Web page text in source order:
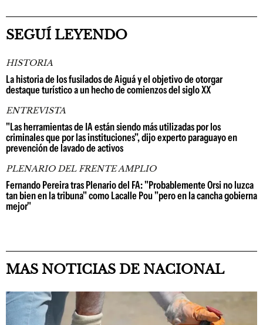
SEGUÍ LEYENDO
HISTORIA
La historia de los fusilados de Aiguá y el objetivo de otorgar
destaque turístico a un hecho de comienzos del siglo XX
ENTREVISTA
"Las herramientas de IA están siendo más utilizadas por los
criminales que por las instituciones", dijo experto paraguayo en
prevención de lavado de activos
PLENARIO DEL FRENTE AMPLIO
Fernando Pereira tras Plenario del FA: "Probablemente Orsi no luzca
tan bien en la tribuna" como Lacalle Pou "pero en la cancha gobierna
mejor"
MAS NOTICIAS DE NACIONAL